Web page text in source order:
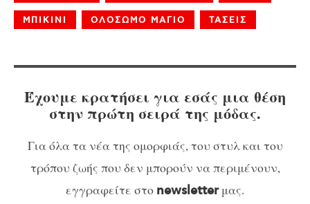
ΜΠΙΚΙΝΙ ΟΛΟΣΩΜΟ ΜΑΓΙΟ ΤΑΣΕΙΣ
Έχουμε κρατήσει για εσάς μια θέση
στην πρώτη σειρά της μόδας.
Για όλα τα νέα της ομορφιάς, του στυλ και του
τρόπου ζωής που δεν μπορούν να περιμένουν,
εγγραφείτε στο newsletterμας.